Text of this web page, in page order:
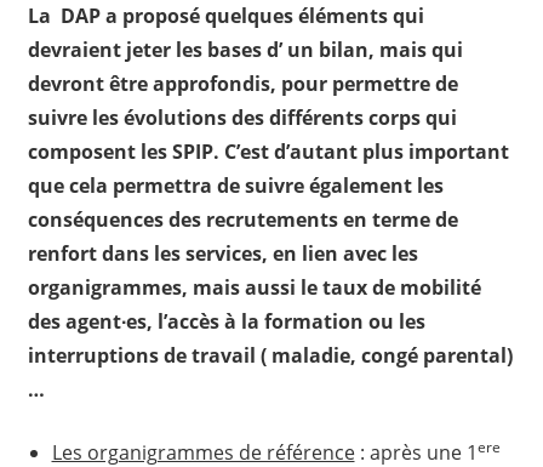
La DAP a proposé quelques éléments qui
devraient jeter les bases d’ un bilan, mais qui
devront être approfondis, pour permettre de
suivre les évolutions des différents corps qui
composent les SPIP. C’est d’autant plus important
que cela permettra de suivre également les
conséquences des recrutements en terme de
renfort dans les services, en lien avec les
organigrammes, mais aussi le taux de mobilité
des agent∙es, l’accès à la formation ou les
interruptions de travail ( maladie, congé parental)
…
Les organigrammes de référence: après une 1ere